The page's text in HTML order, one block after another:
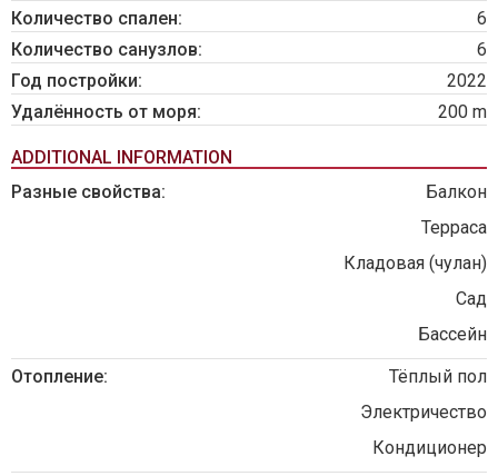
Количество спален:
6
Количество санузлов:
6
Год постройки:
2022
Удалённость от моря:
200 m
ADDITIONAL INFORMATION
Разные свойства:
Балкон
Терраса
Кладовая (чулан)
Сад
Бассейн
Отопление:
Тёплый пол
Электричество
Кондиционер